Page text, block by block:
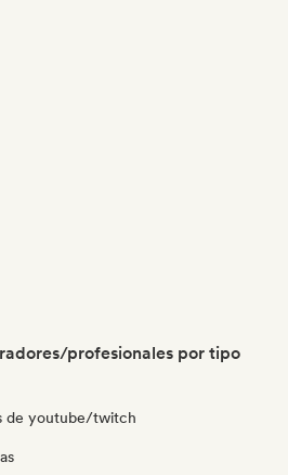
profesionales por tipo
de youtube/twitch